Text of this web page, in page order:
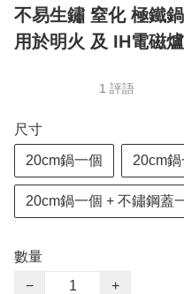
不易生鏽 窒化 極鐵
用於明火 及 IH電磁爐
1 評語
尺寸
20cm鍋一個 20cm
20cm鍋一個 + 不鏽鋼蓋
數量
−
+